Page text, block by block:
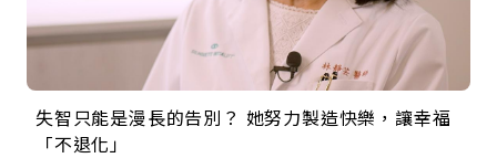
失智只能是漫長的告別？ 她努力製造快樂，讓幸福
「不退化」
來自剛果的巧克力神父 為台灣奉獻36年 「台灣是我
的家，我連作夢都講台語！」
63歲卸矽谷副總、搬回台灣找快樂！「蛋黃哥小
丑」走進安養院，逗樂上萬爺奶：退休後才開始真
104歲打破金氏世界紀錄 成為全球最年長羽球選
手，分享長壽的秘密原來是「這個」
事業巔峰他選擇追夢…黑手阿伯拉小提琴還登上小
巨蛋！連CNN都大讚！